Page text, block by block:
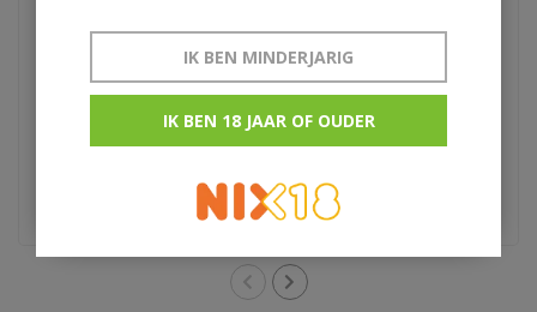
Lindemans Kriek krat
€35,95
Liefmans krat
€32,95
krat 24x25cl
IK BEN MINDERJARIG
IK BEN 18 JAAR OF OUDER